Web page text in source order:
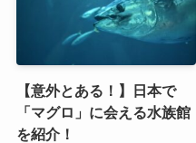
【意外とある！】日本で
「マグロ」に会える水族館
を紹介！